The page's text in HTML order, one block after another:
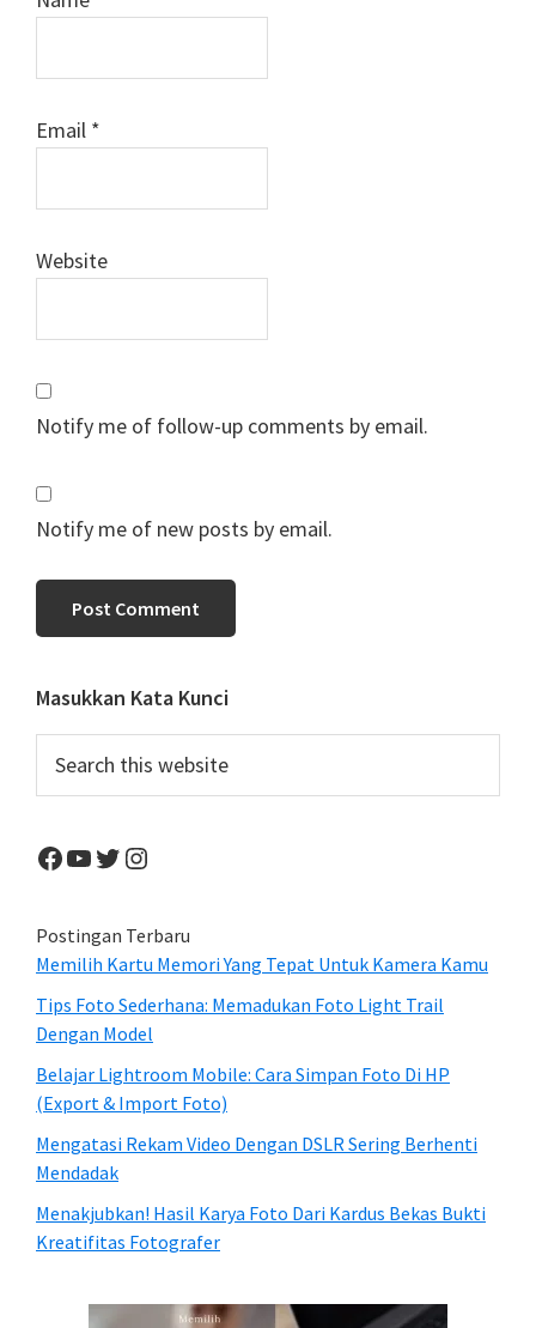
Email *
Website
Notify me of follow-up comments by email.
Notify me of new posts by email.
Primary
Sidebar
Masukkan Kata Kunci
this
website
Facebook
YouTube
Twitter
Instagram
Postingan Terbaru
Memilih Kartu Memori Yang Tepat Untuk Kamera Kamu
Tips Foto Sederhana: Memadukan Foto Light Trail
Dengan Model
Belajar Lightroom Mobile: Cara Simpan Foto Di HP
(Export & Import Foto)
Mengatasi Rekam Video Dengan DSLR Sering Berhenti
Mendadak
Menakjubkan! Hasil Karya Foto Dari Kardus Bekas Bukti
Kreatifitas Fotografer